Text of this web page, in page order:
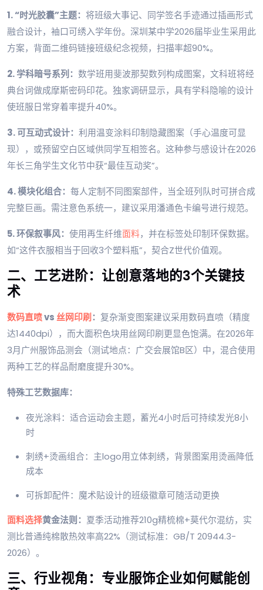
1. “时光胶囊”主题： 将班级大事记、同学签名手迹通过插画形式
融合设计，袖口可绣入学年份。深圳某中学2026届毕业生采用此
方案，背面二维码链接班级纪念视频，扫描率超90%。
2. 学科暗号系列： 数学班用斐波那契数列构成图案，文科班将经
典台词做成摩斯密码印花。独家调研显示，具有学科隐喻的设计
使班服日常穿着率提升40%。
3. 可互动式设计： 利用温变涂料印制隐藏图案（手心温度可显
现），或预留空白区域供同学互相签名。这种参与感设计在2026
年长三角学生文化节中获“最佳互动奖”。
4. 模块化组合： 每人定制不同图案部件，当全班列队时可拼合成
完整巨画。需注意色系统一，建议采用潘通色卡编号进行规范。
5. 环保叙事风： 使用再生纤维面料，并在标签处印制环保数据。
如“这件衣服相当于回收3个塑料瓶”，契合Z世代价值观。
二、工艺进阶：让创意落地的3个关键技
术
数码直喷vs丝网印刷： 复杂渐变图案建议采用数码直喷（精度
达1440dpi），而大面积色块用丝网印刷更显色饱满。在2026年
3月广州服饰品测会（测试地点：广交会展馆B区）中，混合使用
两种工艺的样品耐磨度提升30%。
特殊工艺数据库：
夜光涂料：适合运动会主题，蓄光4小时后可持续发光8小
时
刺绣+烫画组合：主logo用立体刺绣，背景图案用烫画降低
成本
可拆卸配件：魔术贴设计的班级徽章可随活动更换
面料选择黄金法则： 夏季活动推荐210g精梳棉+莫代尔混纺，实
测比普通纯棉散热效率高22%（测试标准：GB/T 20944.3-
2026）。
三、行业视角：专业服饰企业如何赋能创